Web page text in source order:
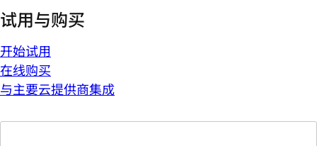
试用与购买
开始试用
在线购买
与主要云提供商集成